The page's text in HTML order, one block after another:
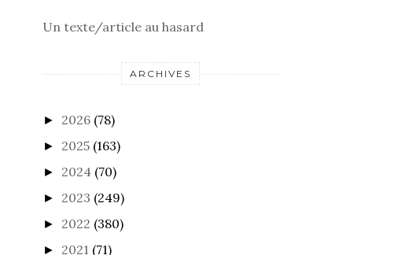
Un texte/article au hasard
ARCHIVES
► 2026 (78)
► 2025 (163)
► 2024 (70)
► 2023 (249)
► 2022 (380)
► 2021 (71)